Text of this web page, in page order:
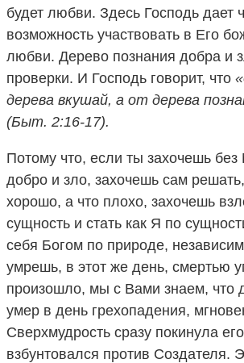
будет любви. Здесь Господь дает
возможность участвовать в Его
любви. Дерево познания добра и
проверки. И Господь говорит, что
дерева вкушай, а от дерева
(Быт. 2:16-17).
Потому что, если ты захочешь без
добро и зло, захочешь сам
хорошо, а что плохо, захочешь
сущность и стать как Я по
себя Богом по природе,
умрешь, в этот же день, смертью
произошло, мы с Вами знаем, что
умер в день грехопадения,
Сверхмудрость сразу покинула
взбунтовался против Создателя.